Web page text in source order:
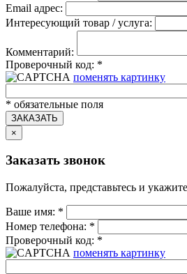
Email адрес:
Интересующий товар / услуга:
Комментарий:
Проверочный код: *
поменять картинку
* обязательные поля
ЗАКАЗАТЬ
×
Заказать звонок
Пожалуйста, представьтесь и
Ваше имя: *
Номер телефона: *
Проверочный код: *
поменять картинку